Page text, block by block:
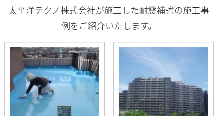
太平洋テクノ株式会社が施工した耐震補強の施工事
例をご紹介いたします。